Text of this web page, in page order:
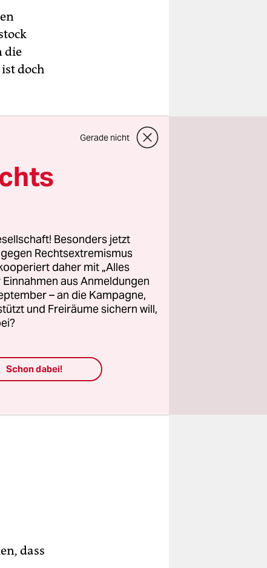
die
doch
Genua
die
dass
Gerade nicht
Besonders jetzt
Rechtsextremismus
daher mit „Alles
aus Anmeldungen
– an die Kampagne,
und Freiräume sichern will,
Schon dabei!